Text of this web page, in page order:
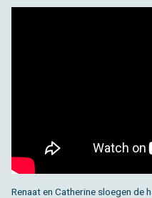
Re­naat en Ca­ther­i­ne sloe­gen de